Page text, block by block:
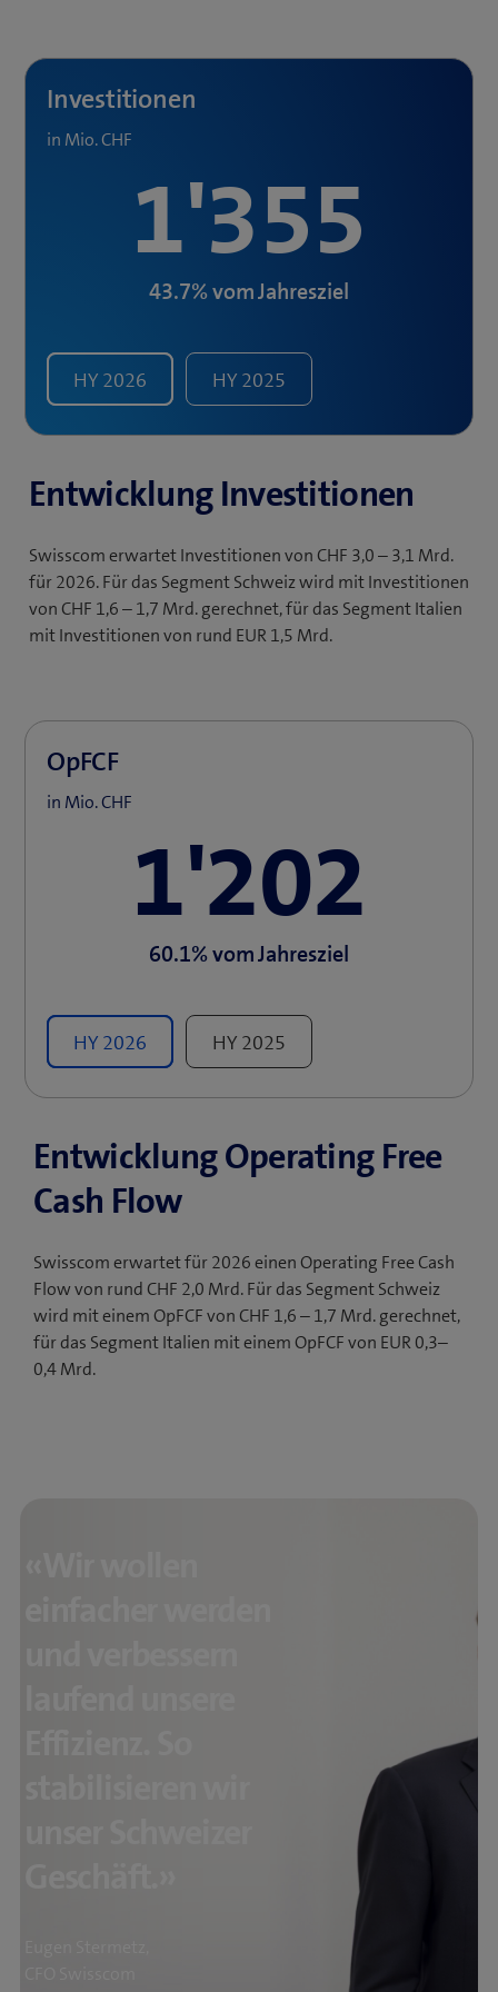
Investitionen
in Mio. CHF
1'355
43.7%vom Jahresziel
HY 2026 HY 2025
Entwicklung Investitionen
Swisscom erwartet Investitionen von CHF 3,0 – 3,1 Mrd.
für 2026. Für das Segment Schweiz wird mit Investitionen
von CHF 1,6 – 1,7 Mrd. gerechnet, für das Segment Italien
mit Investitionen von rund EUR 1,5 Mrd.
OpFCF
in Mio. CHF
1'202
60.1%vom Jahresziel
HY 2026 HY 2025
Entwicklung Operating Free
Cash Flow
Swisscom erwartet für 2026 einen Operating Free Cash
Flow von rund CHF 2,0 Mrd. Für das Segment Schweiz
wird mit einem OpFCF von CHF 1,6 – 1,7 Mrd. gerechnet,
für das Segment Italien mit einem OpFCF von EUR 0,3–
0,4 Mrd.